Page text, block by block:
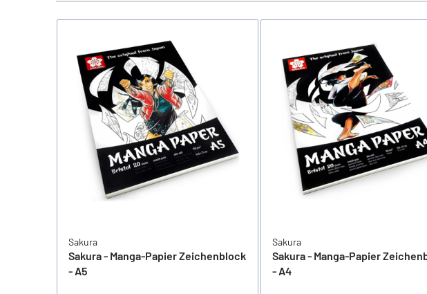
Sakura
Sakura - Manga-Papier Zeichenblock
- A5
Sakura
Sakura - Manga-Papier
- A4